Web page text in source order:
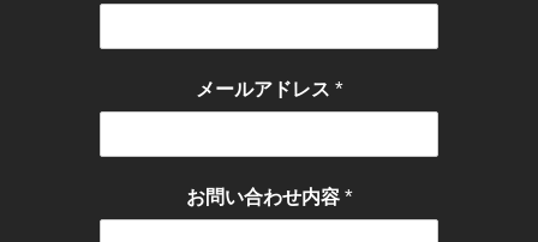
メールアドレス *
お問い合わせ内容 *